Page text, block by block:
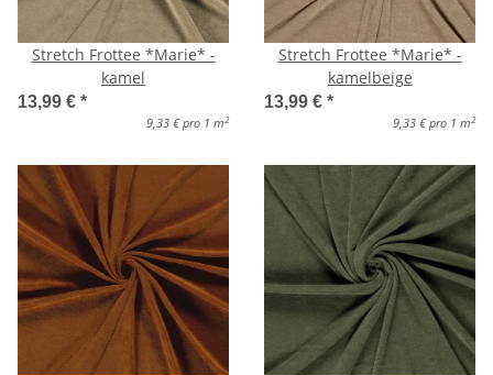
Stretch Frottee *Marie* -
kamel
13,99 € *
9,33 € pro 1 m 2
Stretch Frottee *Marie* -
kamelbeige
13,99 € *
9,33 € pro 1 m 2